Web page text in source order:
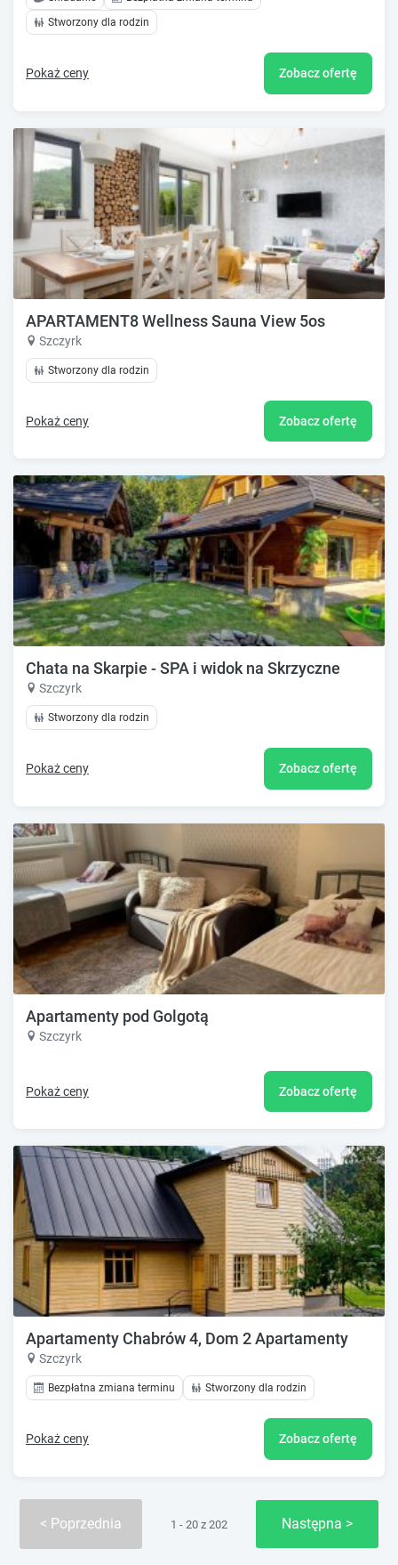
Stworzony dla rodzin
Pokaż ceny Zobacz ofertę
APARTAMENT8 Wellness Sauna View 5os
Szczyrk
Stworzony dla rodzin
Pokaż ceny Zobacz ofertę
Chata na Skarpie - SPA i widok na Skrzyczne
Szczyrk
Stworzony dla rodzin
Pokaż ceny Zobacz ofertę
Apartamenty pod Golgotą
Szczyrk
Pokaż ceny Zobacz ofertę
Apartamenty Chabrów 4, Dom 2 Apartamenty
Szczyrk
Bezpłatna zmiana terminu Stworzony dla rodzin
Pokaż ceny Zobacz ofertę
Poprzednia 1 - 20 z 202 Następna